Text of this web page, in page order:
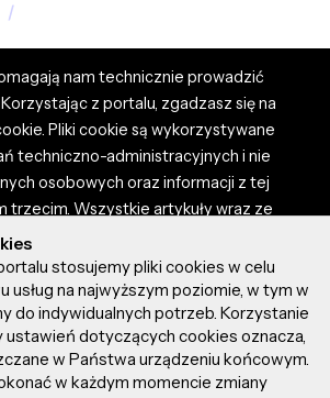
nam technicznie prowadzić
z portalu, zgadzasz się na
Pliki cookie są wykorzystywane
techniczno-administracyjnych i nie
osobowych oraz informacji z tej
trzecim. Wszystkie artykuły wraz ze
dostępnymi na portalu są
Administrator i właściciel
odpowiedzialności za tresci
przez autorów artykułów. Dodając
się z regulaminem portalu oraz
za wszystkie materiały
przez Ciebie na stronie altao.pl.
stosujemy pliki cookies w celu
usług na najwyższym poziomie, w tym w
do indywidualnych potrzeb. Korzystanie
ustawień dotyczących cookies oznacza,
w Państwa urządzeniu końcowym.
w każdym momencie zmiany